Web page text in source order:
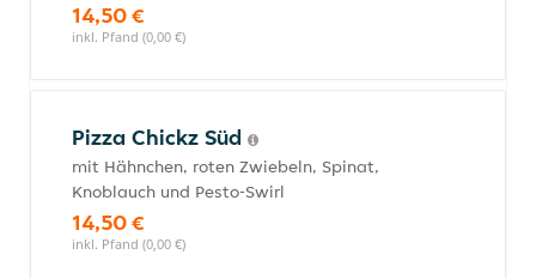
14,50 €
inkl. Pfand (0,00 €)
Pizza Chickz Süd
mit Hähnchen, roten Zwiebeln, Spinat,
Knoblauch und Pesto-Swirl
14,50 €
inkl. Pfand (0,00 €)